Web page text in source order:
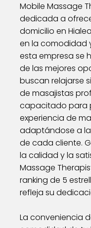
Mobile Massage
dedicada a
domicilio en
en la comodidad
esta empresa se
de las mejores
buscan relajarse
de masajistas
capacitado para
experiencia de
adaptándose a
de cada cliente.
la calidad y la
Massage
ranking de 5
refleja su
La conveniencia